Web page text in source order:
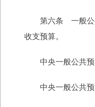
第六条 一般公共
收支预算。
中央一般公共预
中央一般公共预